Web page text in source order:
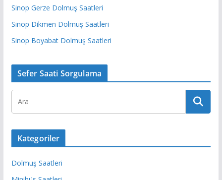
Sinop Gerze Dolmuş Saatleri
Sinop Dikmen Dolmuş Saatleri
Sinop Boyabat Dolmuş Saatleri
Sefer Saati Sorgulama
Kategoriler
Dolmuş Saatleri